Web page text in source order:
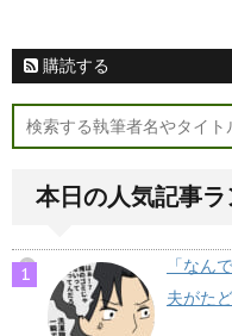
購読する
本日の人気記事
「なん
夫がた